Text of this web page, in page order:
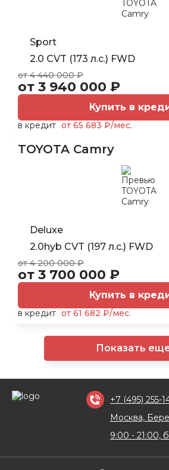
Sport
2.0 CVT (173 л.с.) FWD
от 4 440 000 ₽
от 3 940 000 ₽
Купить в
в кредит от 65 683 ₽/мес.
TOYOTA Camry
Deluxe
2.0hyb CVT (197 л.с.) FWD
от 4 200 000 ₽
от 3 700 000 ₽
Купить в
в кредит от 61 682 ₽/мес.
Показать
+7 (495) 255-
Москва,
9:00 - 21:00,